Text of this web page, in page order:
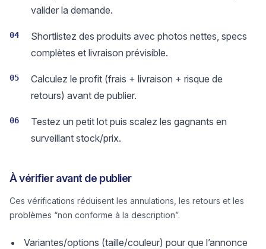
valider la demande.
04
Shortlistez des produits avec photos nettes, specs
complètes et livraison prévisible.
05
Calculez le profit (frais + livraison + risque de
retours) avant de publier.
06
Testez un petit lot puis scalez les gagnants en
surveillant stock/prix.
À vérifier avant de publier
Ces vérifications réduisent les annulations, les retours et les
problèmes “non conforme à la description”.
Variantes/options (taille/couleur) pour que l’annonce